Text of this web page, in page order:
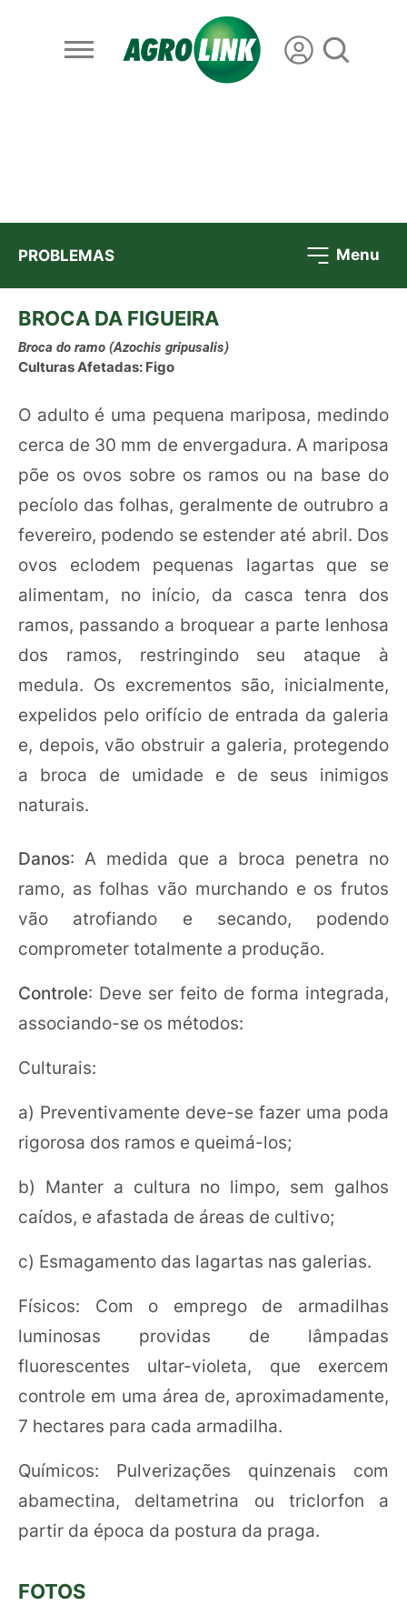
PROBLEMAS Menu
BROCA DA FIGUEIRA
Broca do ramo (Azochis gripusalis)
Culturas Afetadas: Figo
O adulto é uma pequena mariposa, medindo
cerca de 30 mm de envergadura. A mariposa
põe os ovos sobre os ramos ou na base do
pecíolo das folhas, geralmente de outrubro a
fevereiro, podendo se estender até abril. Dos
ovos eclodem pequenas lagartas que se
alimentam, no início, da casca tenra dos
ramos, passando a broquear a parte lenhosa
dos ramos, restringindo seu ataque à
medula. Os excrementos são, inicialmente,
expelidos pelo orifício de entrada da galeria
e, depois, vão obstruir a galeria, protegendo
a broca de umidade e de seus inimigos
naturais.
Danos: A medida que a broca penetra no
ramo, as folhas vão murchando e os frutos
vão atrofiando e secando, podendo
comprometer totalmente a produção.
Controle: Deve ser feito de forma integrada,
associando-se os métodos:
Culturais:
a) Preventivamente deve-se fazer uma poda
rigorosa dos ramos e queimá-los;
b) Manter a cultura no limpo, sem galhos
caídos, e afastada de áreas de cultivo;
c) Esmagamento das lagartas nas galerias.
Físicos: Com o emprego de armadilhas
luminosas providas de lâmpadas
fluorescentes ultar-violeta, que exercem
controle em uma área de, aproximadamente,
7 hectares para cada armadilha.
Químicos: Pulverizações quinzenais com
abamectina, deltametrina ou triclorfon a
partir da época da postura da praga.
FOTOS